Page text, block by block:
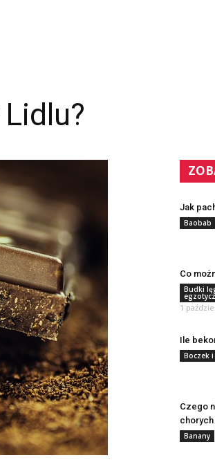
Jak
Baobab
Co
Budki
1
Ile
Boczek
Czego
chorych
Banany